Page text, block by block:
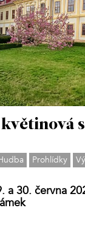
Prohlídky
a 30. června